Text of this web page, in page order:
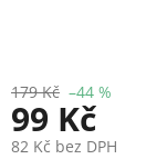
179 Kč –44 %
99 Kč
82 Kč bez DPH